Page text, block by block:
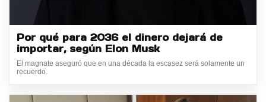
Por qué para 2036 el dinero dejará de
importar, según Elon Musk
El magnate aseguró que en una década la escasez será solamente un
recuerdo.